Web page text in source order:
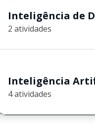
Inteligência de
2 atividades
Inteligência
4 atividades